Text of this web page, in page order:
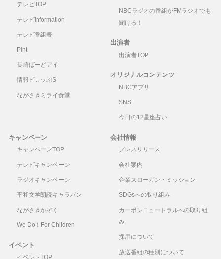
テレビTOP
テレビinformation
テレビ番組表
Pint
長崎ばーどアイ
情報ピカッぷS
ながさきミライ食堂
NBCラジオの番組がFMラジオでも
聞ける！
出演者
出演者TOP
オリジナルコンテンツ
NBCアプリ
SNS
今日の12星座占い
キャンペーン
キャンペーンTOP
テレビキャンペーン
ラジオキャンペーン
平和文学朗読キャラバン
ながさきかぞく
We Do！For Children
イベント
イベントTOP
会社情報
プレスリリース
会社案内
企業スローガン・ミッション
SDGsへの取り組み
カーボンニュートラルへの取り組
み
採用について
放送番組の種別について